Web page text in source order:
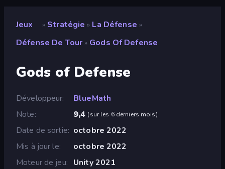
Jeux » Stratégie » La Défense »
Défense De Tour » Gods Of Defense
Gods of Defense
Développeur
BlueMath
Note
9,4 (sur les 6 derniers mois)
Date de sortie octobre 2022
Mis à jour le
octobre 2022
Moteur de jeu
Unity 2021